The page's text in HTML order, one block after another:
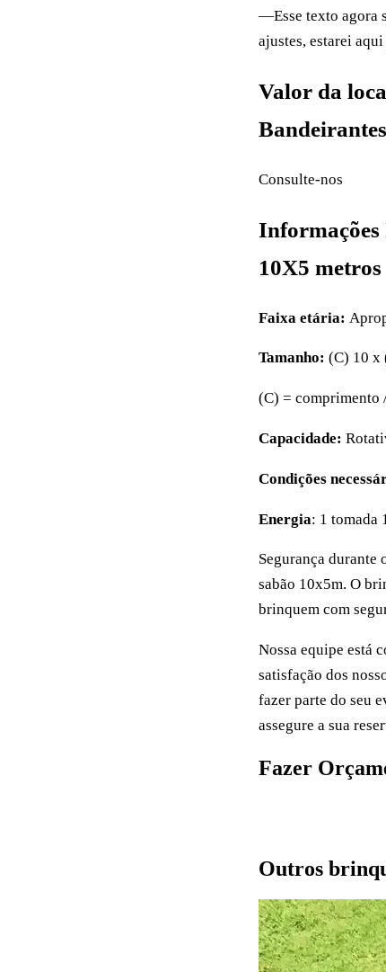
—Esse texto agora
ajustes, estarei
Valor da
Consulte-nos
10X5 metros
Faixa etária:
Tamanho: (C) 10 x
(C) =
Capacidade:
Condições
Energia: 1 tomada
Segurança durante
sabão 10x5m. O
brinquem com
Nossa equipe está
satisfação dos
fazer parte do seu
assegure a sua
Fazer
Outros